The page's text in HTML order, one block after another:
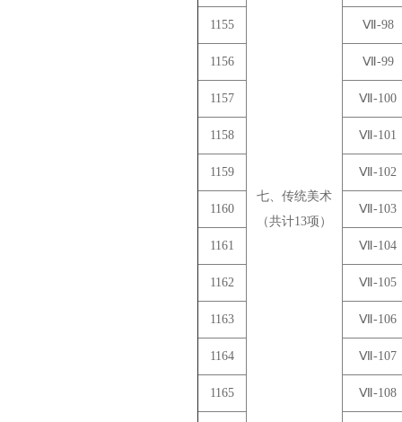
七、传统美术
（共计13项）
1155 Ⅶ-98
1156 Ⅶ-99
1157 Ⅶ-100
1158 Ⅶ-101
1159 Ⅶ-102
1160 Ⅶ-103
1161 Ⅶ-104
1162 Ⅶ-105
1163 Ⅶ-106
1164 Ⅶ-107
1165 Ⅶ-108